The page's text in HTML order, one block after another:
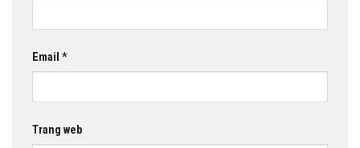
Email *
Trang web